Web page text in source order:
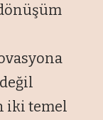
iki temel